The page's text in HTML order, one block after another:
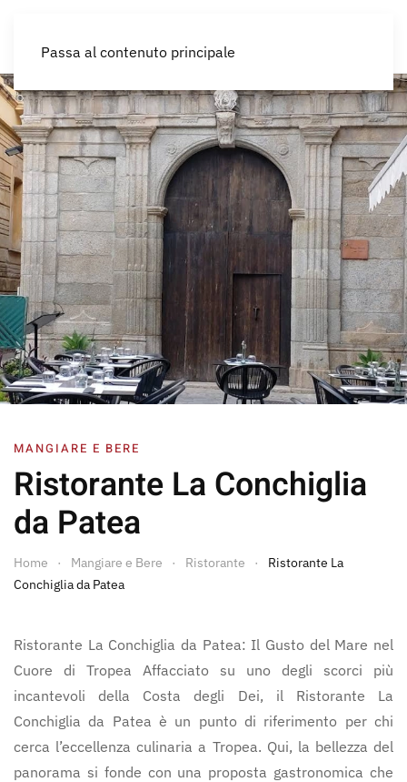
Passa al contenuto principale
MANGIARE E BERE
Ristorante La Conchiglia
da Patea
Home Mangiare e Bere Ristorante
Ristorante La
Conchiglia da Patea
Ristorante La Conchiglia da Patea: Il Gusto del Mare nel
Cuore di Tropea Affacciato su uno degli scorci più
incantevoli della Costa degli Dei, il Ristorante La
Conchiglia da Patea è un punto di riferimento per chi
cerca l’eccellenza culinaria a Tropea. Qui, la bellezza del
panorama si fonde con una proposta gastronomica che